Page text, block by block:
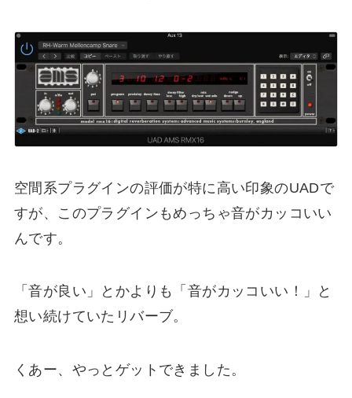
空間系プラグインの評価が特に高い印象のUADで
すが、このプラグインもめっちゃ音がカッコいい
んです。
「音が良い」とかよりも「音がカッコいい！」と
想い続けていたリバーブ。
くあー、やっとゲットできました。